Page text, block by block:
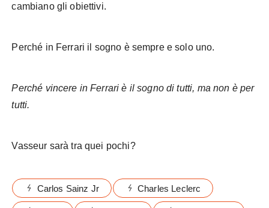
cambiano gli obiettivi.
Perché in Ferrari il sogno è sempre e solo uno.
Perché vincere in Ferrari è il sogno di tutti, ma non è per
tutti.
Vasseur sarà tra quei pochi?
Carlos Sainz Jr Charles Leclerc